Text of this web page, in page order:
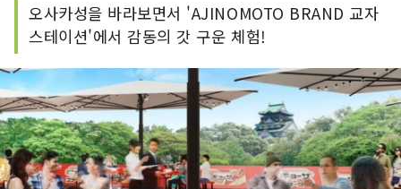
오사카성을 바라보면서 'AJINOMOTO BRAND 교자
스테이션'에서 감동의 갓 구운 체험!